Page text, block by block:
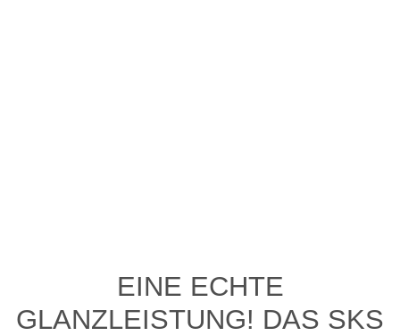
EINE ECHTE
GLANZLEISTUNG! DAS SKS